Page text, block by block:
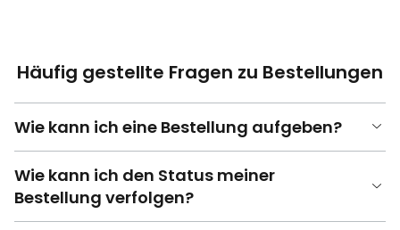
Häufig gestellte Fragen zu Bestellungen
Wie kann ich eine Bestellung aufgeben?
Wie kann ich den Status meiner
Bestellung verfolgen?